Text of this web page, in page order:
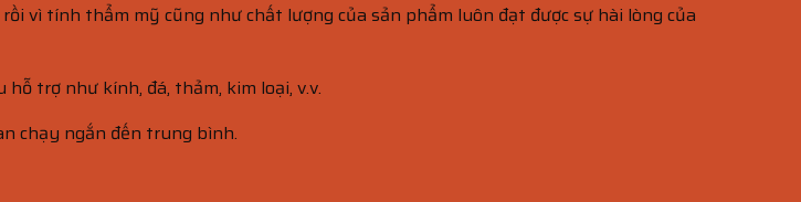
vì tính thẩm mỹ cũng như chất lượng của sản phẩm luôn đạt được sự hài lòng của
trợ như kính, đá, thảm, kim loại, v.v.
chạy ngắn đến trung bình.